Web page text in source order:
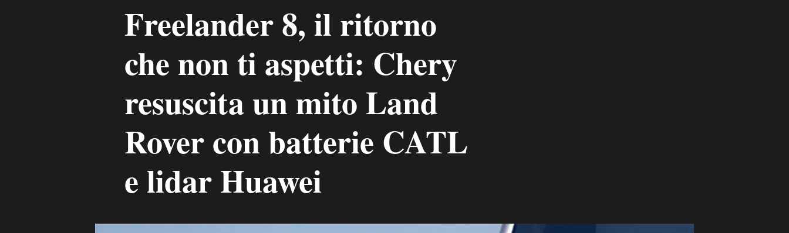
Freelander 8, il ritorno
che non ti aspetti: Chery
resuscita un mito Land
Rover con batterie CATL
e lidar Huawei